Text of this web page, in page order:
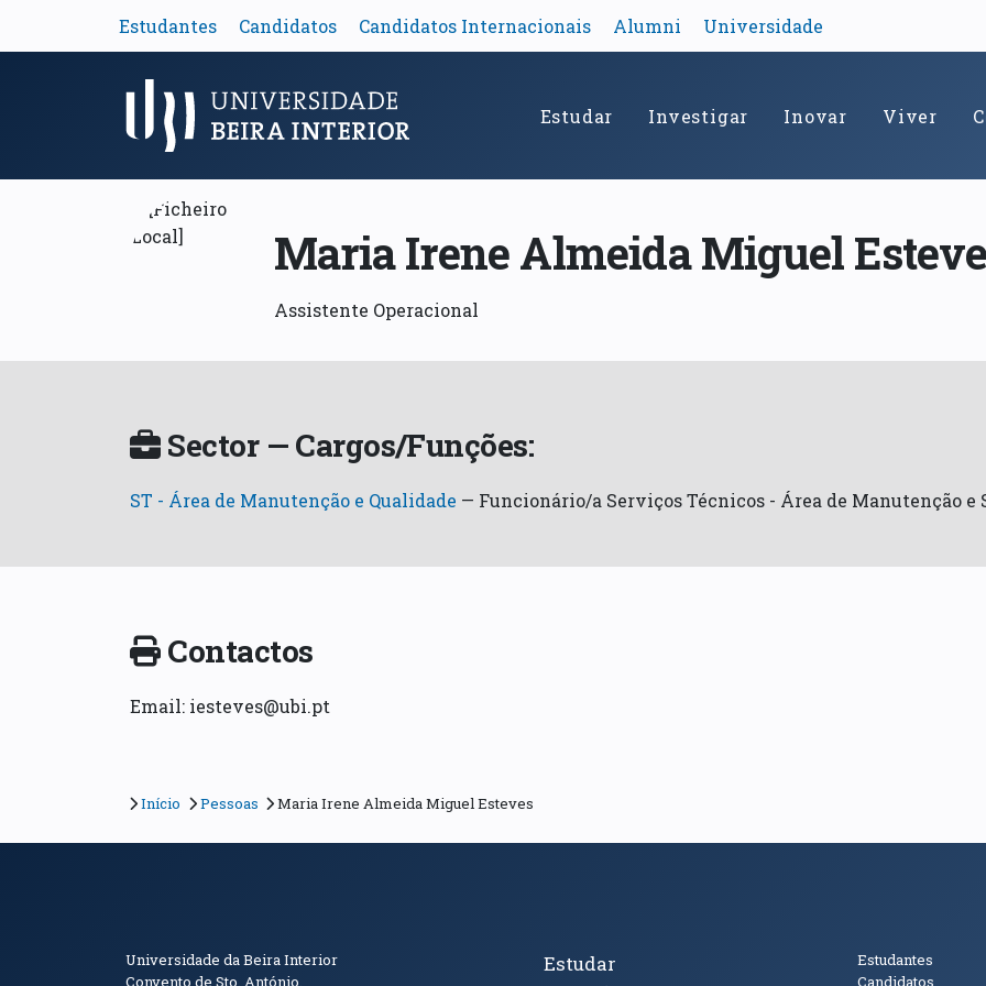
Estudantes Candidatos Candidatos Internacionais Alumni Universidade
Menu Principal Estudar Investigar Inovar Viver
Maria Irene Almeida Miguel
Assistente Operacional
Sector — Cargos/Funções:
ST - Área de Manutenção e Qualidade — Funcionário/a Serviços Técnicos - Área de Manutenção e
Contactos
Email: iesteves@ubi.pt
Início Pessoas Maria Irene Almeida Miguel Esteves
Informações de Contacto
Universidade da Beira Interior
Convento de Sto. António.
Tópicos Principais
Estudar
Públicos
Estudantes
Candidatos